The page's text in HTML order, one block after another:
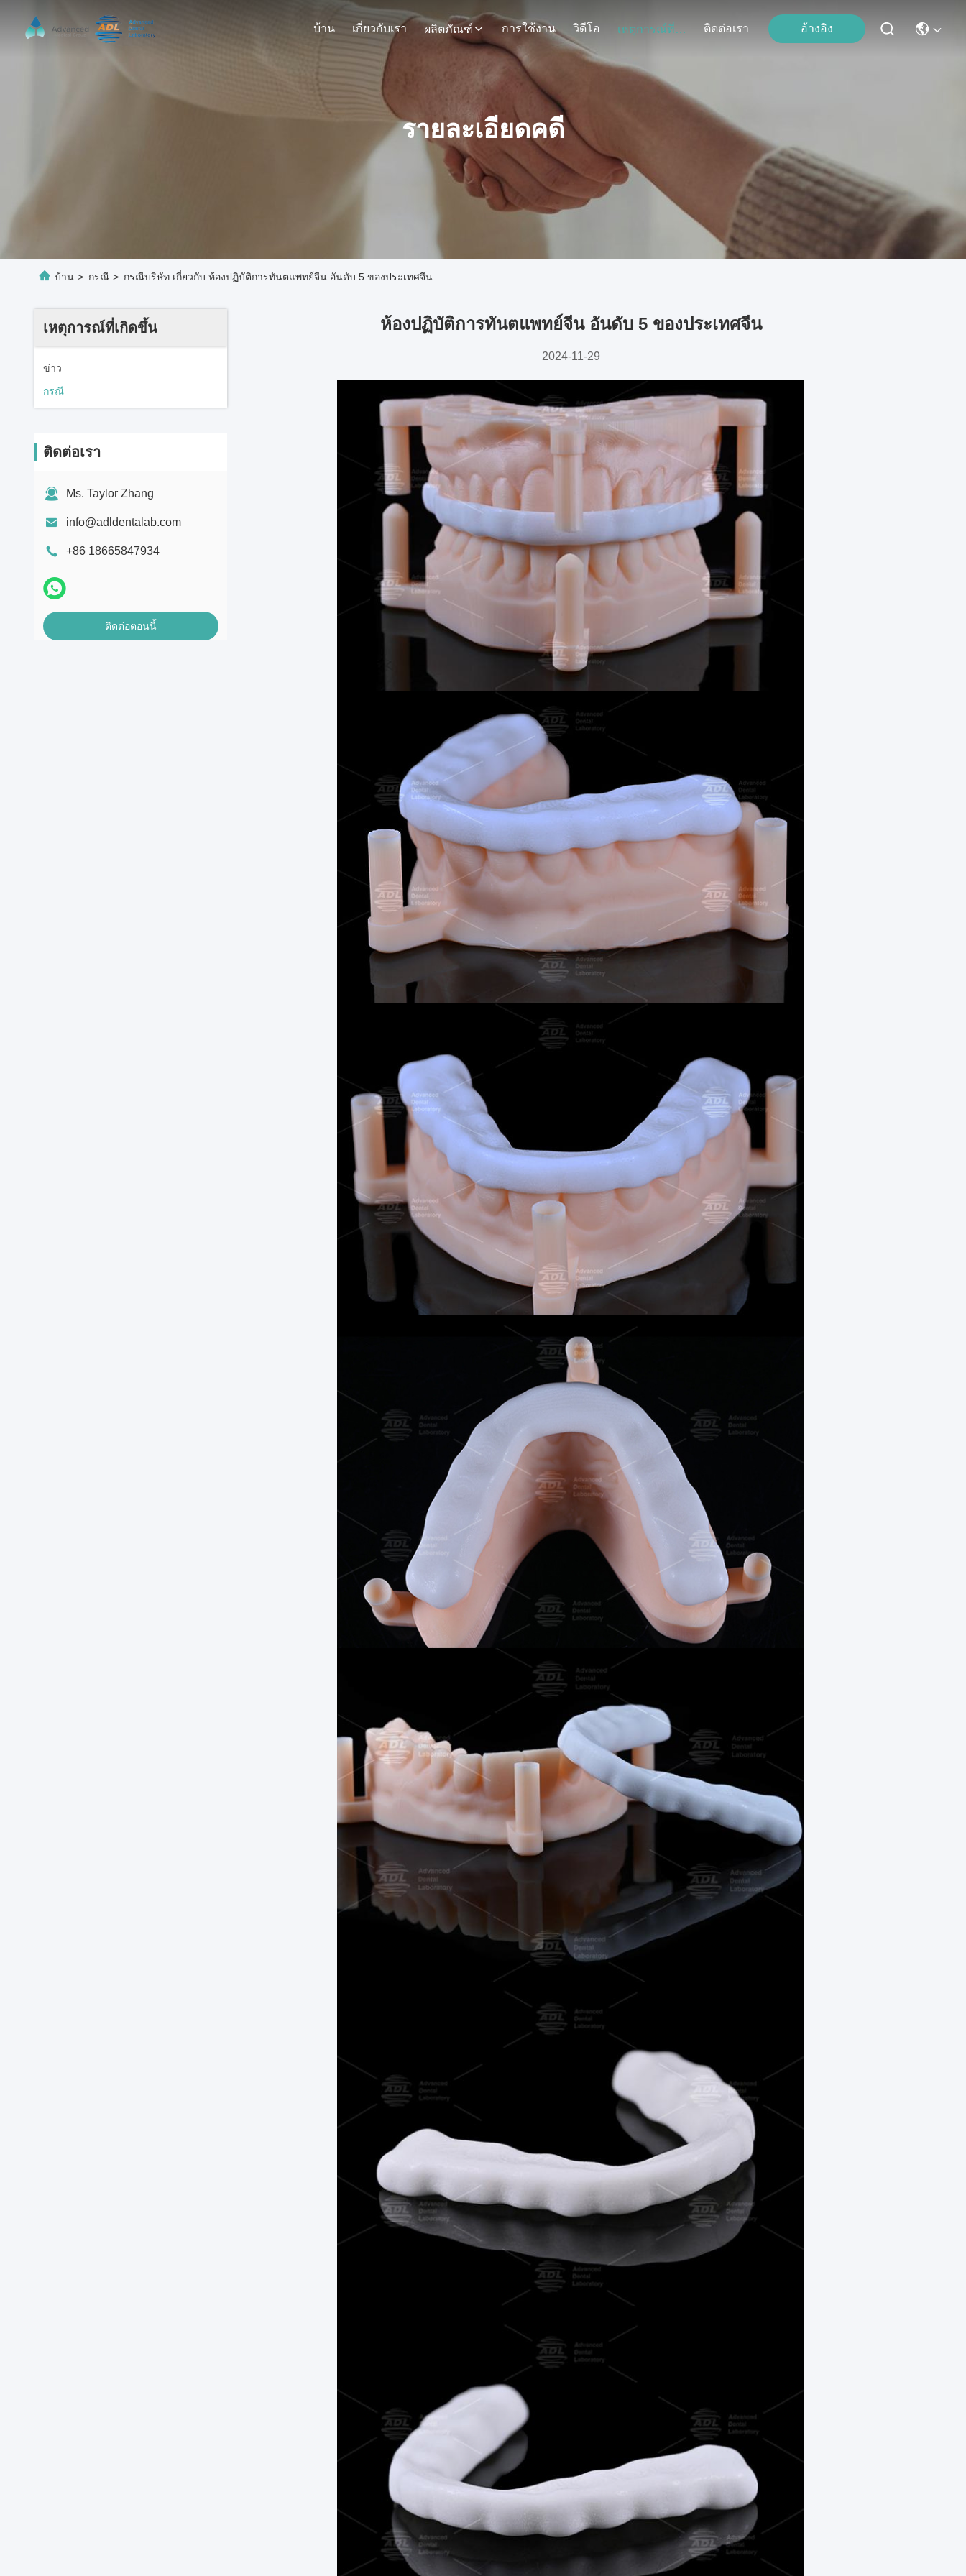
บ้าน เกี่ยวกับเรา ผลิตภัณฑ์ การใช้งาน วิดีโอ เหตุการณ์ที่เกิดขึ้น ติดต่อเรา อ้างอิง
รายละเอียดคดี
บ้าน > กรณี > กรณีบริษัท เกี่ยวกับ ห้องปฏิบัติการทันตแพทย์จีน อันดับ 5 ของประเทศจีน
เหตุการณ์ที่เกิดขึ้น
ข่าว
กรณี
ติดต่อเรา
Ms. Taylor Zhang
info@adldentalab.com
+86 18665847934
ติดต่อตอนนี้
ห้องปฏิบัติการทันตแพทย์จีน อันดับ 5 ของประเทศจีน
2024-11-29